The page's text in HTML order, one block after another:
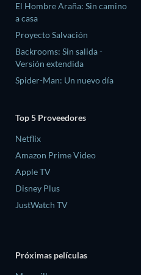
El Hombre Araña: Sin camino
a casa
Proyecto Salvación
Backrooms: Sin salida -
Versión extendida
Spider-Man: Un nuevo día
Top 5 Proveedores
Netflix
Amazon Prime Video
Apple TV
Disney Plus
JustWatch TV
Próximas películas